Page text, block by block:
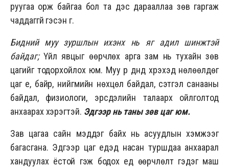
руугаа орж байгаа бол та дэс дарааллаа зөв гаргаж
чаддаггүй гэсэн үг.
Бидний муу зуршлын ихэнх нь яг адил шинжтэй
байдаг;Үйл явцыг өөрчлөх арга зам нь тухайн зөв
цагийг тодорхойлох юм. Муу үр дүнд хүрэхэд нөлөөлдөг
цаг үе, байр, нийгмийн нөхцөл байдал, сэтгэл санааны
байдал, физиологи, эрсдэлийн талаарх ойлголтод
анхаарах хэрэгтэй. Эдгээр нь таны зөв цаг юм.
Зав цагаа сайн мэддэг байх нь асуудлын хэмжээг
багасгана. Эдгээр цаг үеүүдэд насан туршдаа анхаарал
хандуулах ёстой гэж бодох үед өөрчлөлт гэдэг маш